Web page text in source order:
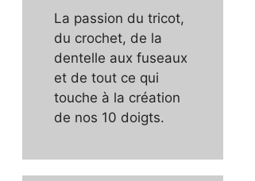
La passion du tricot,
du crochet, de la
dentelle aux fuseaux
et de tout ce qui
touche à la création
de nos 10 doigts.